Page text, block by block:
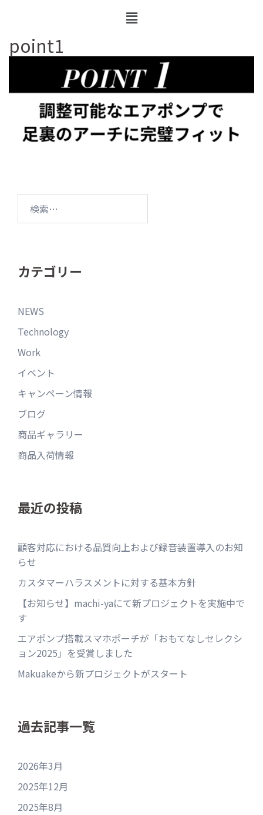
point1
カテゴリー
NEWS
Technology
Work
イベント
キャンペーン情報
ブログ
商品ギャラリー
商品入荷情報
最近の投稿
顧客対応における品質向上および録音装置導入のお知
らせ
カスタマーハラスメントに対する基本方針
【お知らせ】machi-yaにて新プロジェクトを実施中で
す
エアポンプ搭載スマホポーチが「おもてなしセレクシ
ョン2025」を受賞しました
Makuakeから新プロジェクトがスタート
過去記事一覧
2026年3月
2025年12月
2025年8月